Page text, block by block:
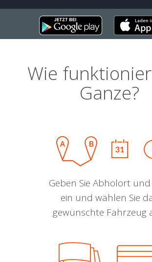
Wie
Ganze?
Geben Sie Abholort
ein und wählen Sie
gewünschte Fahrzeug